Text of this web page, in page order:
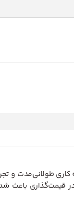
طولانی‌مدت و
باعث